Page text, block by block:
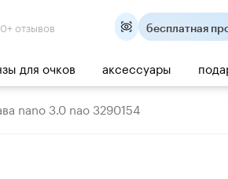
отзывов бесплатная
для очков аксессуары
nano 3.0 nao 3290154